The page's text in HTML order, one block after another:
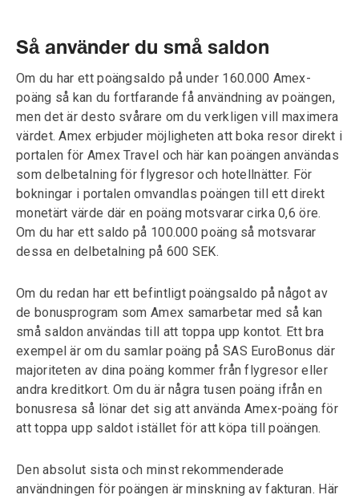
Så använder du små saldon
Om du har ett poängsaldo på under 160.000 Amex-
poäng så kan du fortfarande få användning av poängen,
men det är desto svårare om du verkligen vill maximera
värdet. Amex erbjuder möjligheten att boka resor direkt i
portalen för Amex Travel och här kan poängen användas
som delbetalning för flygresor och hotellnätter. För
bokningar i portalen omvandlas poängen till ett direkt
monetärt värde där en poäng motsvarar cirka 0,6 öre.
Om du har ett saldo på 100.000 poäng så motsvarar
dessa en delbetalning på 600 SEK.
Om du redan har ett befintligt poängsaldo på något av
de bonusprogram som Amex samarbetar med så kan
små saldon användas till att toppa upp kontot. Ett bra
exempel är om du samlar poäng på SAS EuroBonus där
majoriteten av dina poäng kommer från flygresor eller
andra kreditkort. Om du är några tusen poäng ifrån en
bonusresa så lönar det sig att använda Amex-poäng för
att toppa upp saldot istället för att köpa till poängen.
Den absolut sista och minst rekommenderade
användningen för poängen är minskning av fakturan. Här